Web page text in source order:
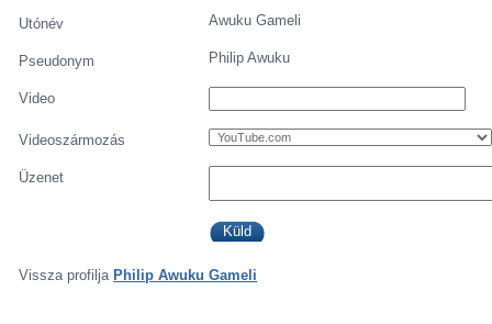
Utónév Awuku Gameli
Pseudonym Philip Awuku
Video
Videoszármozás
Üzenet
Vissza profilja Philip Awuku Gameli